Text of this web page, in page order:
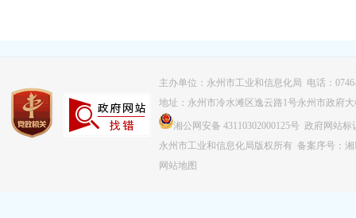
主办单位：永州市工业和信息化局 电话：
地址：永州市冷水滩区逸云路1号永州市政府大
湘公网安备 43110302000125号 政府网站标
永州市工业和信息化局版权所有 备案序号：湘
网站地图